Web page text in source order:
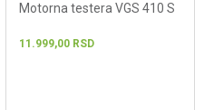
Motorna testera VGS 410 S
11.999,00 RSD